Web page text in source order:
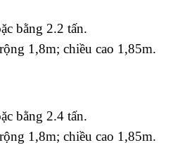
bằng 2.2 tấn.
1,8m; chiều cao 1,85m.
bằng 2.4 tấn.
1,8m; chiều cao 1,85m.